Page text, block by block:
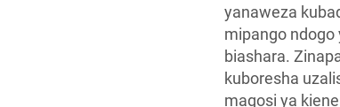
yanaweza
mipango ndogo
biashara.
kuboresha
magosi ya